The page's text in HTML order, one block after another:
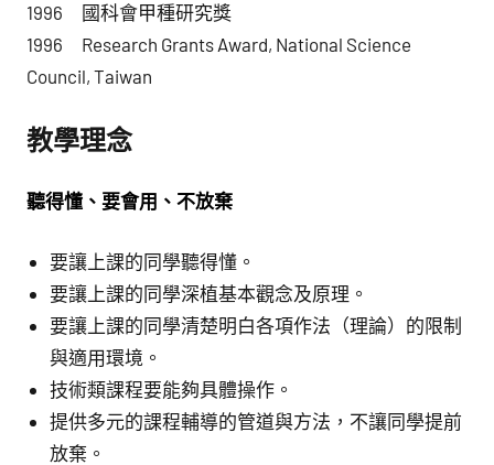
1996 國科會甲種研究獎
1996 Research Grants Award, National Science
Council, Taiwan
教學理念
聽得懂、要會用、不放棄
要讓上課的同學聽得懂。
要讓上課的同學深植基本觀念及原理。
要讓上課的同學清楚明白各項作法（理論）的限制
與適用環境。
技術類課程要能夠具體操作。
提供多元的課程輔導的管道與方法，不讓同學提前
放棄。